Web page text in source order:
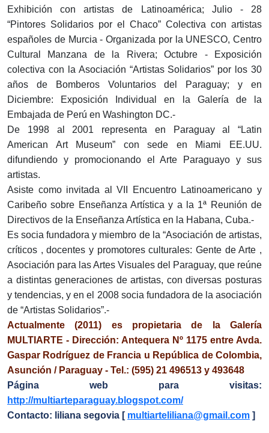
Exhibición con artistas de Latinoamérica; Julio - 28
“Pintores Solidarios por el Chaco” Colectiva con artistas
españoles de Murcia - Organizada por la UNESCO, Centro
Cultural Manzana de la Rivera; Octubre - Exposición
colectiva con la Asociación “Artistas Solidarios” por los 30
años de Bomberos Voluntarios del Paraguay; y en
Diciembre: Exposición Individual en la Galería de la
Embajada de Perú en Washington DC.-
De 1998 al 2001 representa en Paraguay al “Latin
American Art Museum” con sede en Miami EE.UU.
difundiendo y promocionando el Arte Paraguayo y sus
artistas.
Asiste como invitada al VII Encuentro Latinoamericano y
Caribeño sobre Enseñanza Artística y a la 1ª Reunión de
Directivos de la Enseñanza Artística en la Habana, Cuba.-
Es socia fundadora y miembro de la “Asociación de artistas,
críticos , docentes y promotores culturales: Gente de Arte ,
Asociación para las Artes Visuales del Paraguay, que reúne
a distintas generaciones de artistas, con diversas posturas
y tendencias, y en el 2008 socia fundadora de la asociación
de “Artistas Solidarios”.-
Actualmente (2011) es propietaria de la Galería
MULTIARTE - Dirección: Antequera Nº 1175 entre Avda.
Gaspar Rodríguez de Francia u República de Colombia,
Asunción / Paraguay - Tel.: (595) 21 496513 y 493648
Página web para visitas:
http://multiarteparaguay.blogspot.com/
Contacto: liliana segovia [ multiarteliliana@gmail.com ]